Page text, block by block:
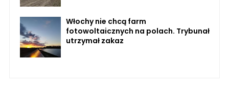
Włochy nie chcą farm
fotowoltaicznych na polach. Trybunał
utrzymał zakaz